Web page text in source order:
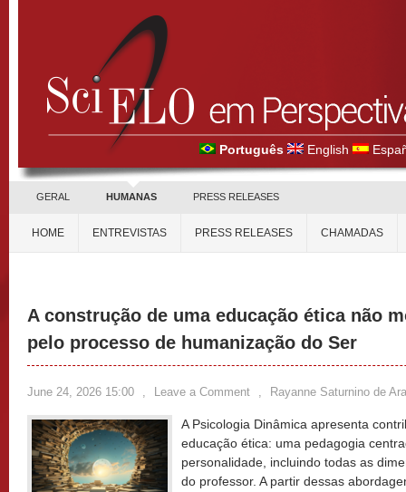
Português English
GERAL HUMANAS PRESS RELEASES
HOME ENTREVISTAS PRESS RELEASES CHAMADAS
A construção de uma educação ética não
pelo processo de humanização do Ser
June 24, 2026 15:00 , Leave a Comment , Rayanne Saturnino de
A Psicologia Dinâmica apresenta
educação ética: uma pedagogia
personalidade, incluindo todas as
do professor. A partir dessas